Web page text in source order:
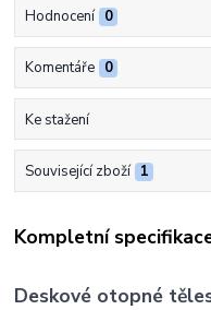
Hodnocení 0
Komentáře 0
Ke stažení
Související zboží 1
Kompletní
Deskové otopné